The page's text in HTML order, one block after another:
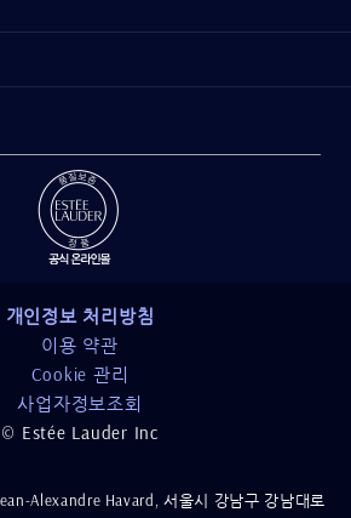
지는 피부 장벽¹
과 속부터 차오르는 피부 광채
나는 피부*
는 피부⁴
대상으로 1회 사용 후 실시한 인체적용시
대상으로 제품 1회 사용 후 즉시/4시간/6
험 결과
2.5시간 후 도포하지 않은 피부와 비교
대상으로 제품 도포 1시간 후 실시한 인
대상으로 하루 2번, 일주인간 제품 사용
세릴베헤네이트/에이코사디오에이트,스테
로메타민,다이프로필렌글라이콜,아이소프
레인,트라이메틸실록시실리케이트 ,브이
이메티콘/피이지-10/15크로스폴리머 ,향
레이트,테트라소듐이디티에이,페녹시에
색104호의(1) 레이크 [ILN99443]제공된
경우에 따라 변경될 수 있습니다. 최신
분을 참고하시거나 본사 고객관리지원팀
나 수시로 바뀔 수 있어, 제품 패키지에
고 부탁 드립니다.
개인정보 처리방침
이용 약관
Cookie 관리
사업자정보조회
© Estée Lauder Inc
Alexandre Havard, 서울시 강남구 강남대로